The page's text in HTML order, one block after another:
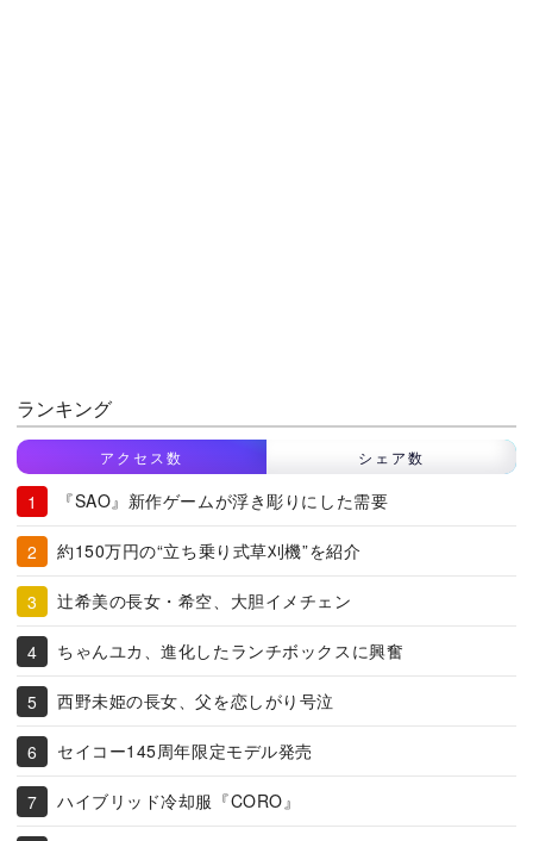
ランキング
アクセス数 シェア数
『SAO』新作ゲームが浮き彫りにした需要
約150万円の“立ち乗り式草刈機”を紹介
辻希美の長女・希空、大胆イメチェン
ちゃんユカ、進化したランチボックスに興奮
西野未姫の長女、父を恋しがり号泣
セイコー145周年限定モデル発売
ハイブリッド冷却服『CORO』